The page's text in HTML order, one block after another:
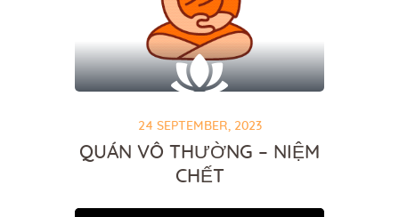
24 SEPTEMBER, 2023
QUÁN VÔ THƯỜNG – NIỆM
CHẾT